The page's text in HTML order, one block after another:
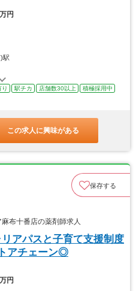
円
駅
駅チカ 店舗数30以上
積極採用中
この求人に興味がある
保存する
布十番店の薬剤師求人
アパスと子育て支援制度
アチェーン◎
円